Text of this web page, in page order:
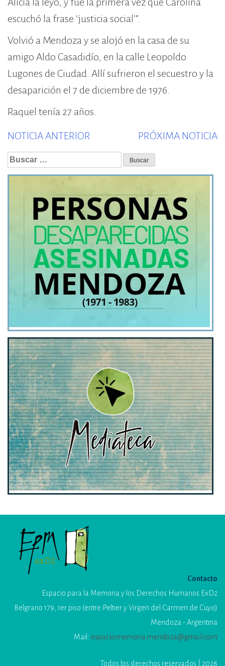
Alicia la leyó, y fue la primera vez que Carolina
escuchó la frase ‘justicia social’”.
Volvió a Mendoza y se alojó en la casa de su
amigo Aldo Casadidío, en la calle Leopoldo
Lugones de Ciudad. Allí sufrieron el secuestro y la
desaparición el 7 de diciembre de 1976.
Raquel tenía 27 años.
NOTICIA ANTERIOR
post:
PRÓXIMA NOTICIA
Buscar:
Contacto
Espacio para la Memoria y los Derechos Humanos ExD2
Belgrano 179, 1er piso (entre Peltier y Virgen del Carmen de Cuyo)
Mendoza - Argentina
Mail: espacio.memoria.mendoza@gmail.com
Todos los derechos reservados | 2026